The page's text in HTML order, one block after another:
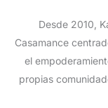
Desde 2010,
Casamance
el
propias